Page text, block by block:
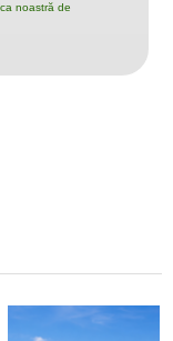
noastră de